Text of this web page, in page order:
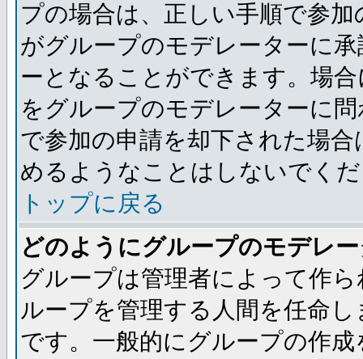
プの場合は、正しい手順で参
がグループのモデレーターに
ーとなることができます。場
をグループのモデレーターに
で参加の申請を却下された場
めるようなことはしないでく
トップに戻る
どのようにグループのモデレ
グループは管理者によって作
ループを管理する人間を任命
です。一般的にグループの作